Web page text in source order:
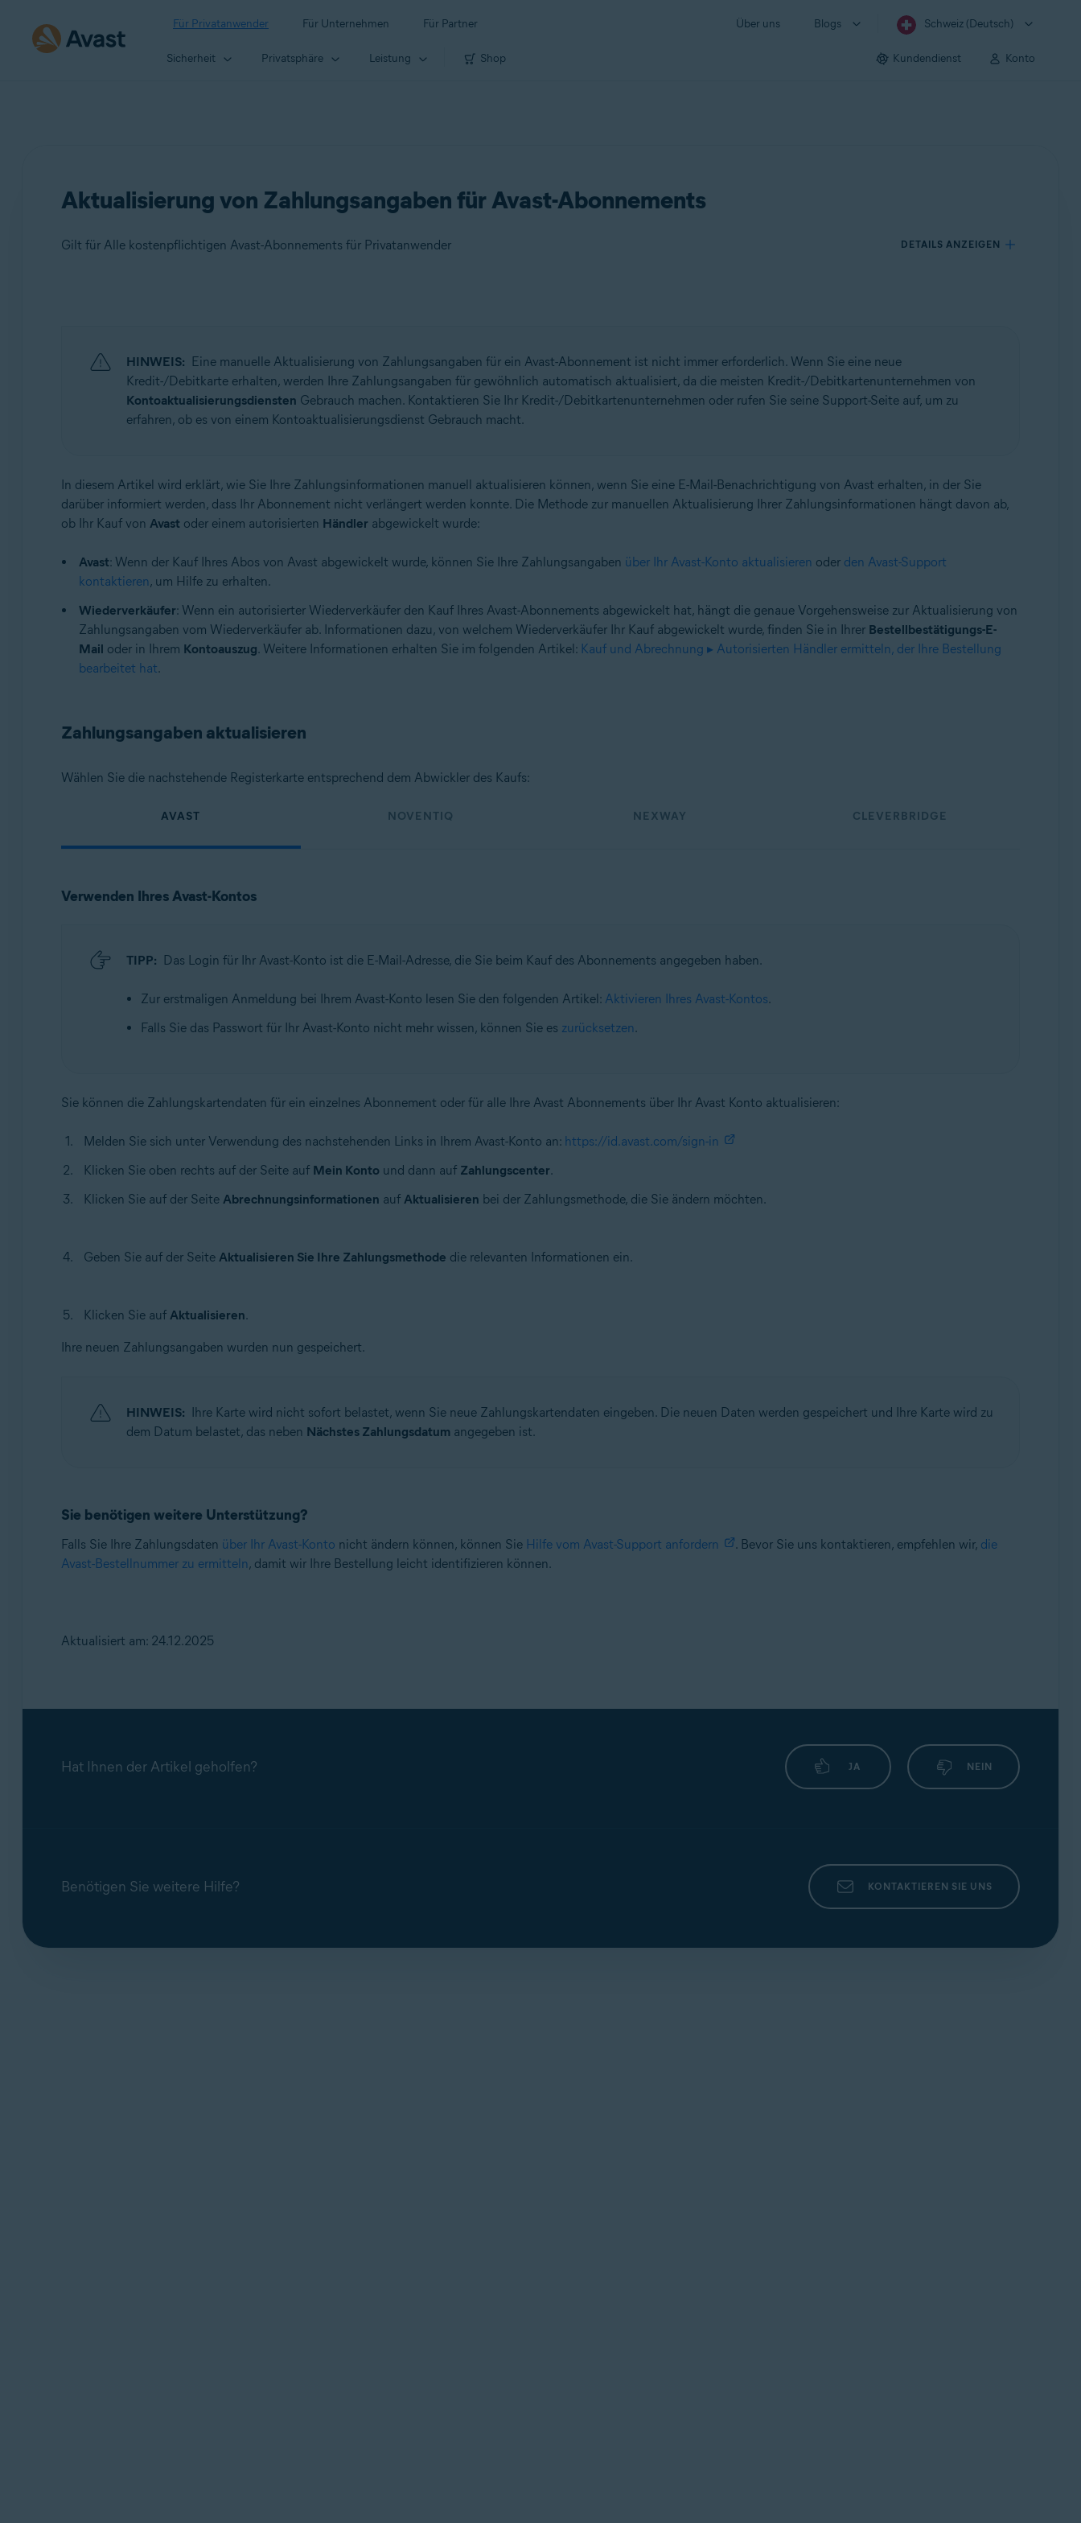
Für Privatanwender Für Unternehmen Für Partner Über uns Blogs Schweiz (Deutsch)
Sicherheit Privatsphäre Leistung Shop Kundendienst Konto
Aktualisierung von Zahlungsangaben für Avast-Abonnements
Gilt für Alle kostenpflichtigen Avast-Abonnements für Privatanwender DETAILS ANZEIGEN
Betriebssysteme:
Alle unterstützten Betriebssysteme
HINWEIS: Eine manuelle Aktualisierung von Zahlungsangaben für ein Avast-Abonnement ist nicht immer erforderlich. Wenn Sie eine neue
Kredit-/Debitkarte erhalten, werden Ihre Zahlungsangaben für gewöhnlich automatisch aktualisiert, da die meisten Kredit-/Debitkartenunternehmen von
Kontoaktualisierungsdiensten Gebrauch machen. Kontaktieren Sie Ihr Kredit-/Debitkartenunternehmen oder rufen Sie seine Support-Seite auf, um zu
erfahren, ob es von einem Kontoaktualisierungsdienst Gebrauch macht.
In diesem Artikel wird erklärt, wie Sie Ihre Zahlungsinformationen manuell aktualisieren können, wenn Sie eine E-Mail-Benachrichtigung von Avast erhalten, in der Sie
darüber informiert werden, dass Ihr Abonnement nicht verlängert werden konnte. Die Methode zur manuellen Aktualisierung Ihrer Zahlungsinformationen hängt davon ab,
ob Ihr Kauf von Avast oder einem autorisierten Händler abgewickelt wurde:
Avast: Wenn der Kauf Ihres Abos von Avast abgewickelt wurde, können Sie Ihre Zahlungsangaben über Ihr Avast-Konto aktualisieren oder den Avast-Support
kontaktieren, um Hilfe zu erhalten.
Wiederverkäufer: Wenn ein autorisierter Wiederverkäufer den Kauf Ihres Avast-Abonnements abgewickelt hat, hängt die genaue Vorgehensweise zur Aktualisierung von
Zahlungsangaben vom Wiederverkäufer ab. Informationen dazu, von welchem Wiederverkäufer Ihr Kauf abgewickelt wurde, finden Sie in Ihrer Bestellbestätigungs-E-
Mail oder in Ihrem Kontoauszug. Weitere Informationen erhalten Sie im folgenden Artikel: Kauf und Abrechnung ▸ Autorisierten Händler ermitteln, der Ihre Bestellung
bearbeitet hat.
Zahlungsangaben aktualisieren
Wählen Sie die nachstehende Registerkarte entsprechend dem Abwickler des Kaufs:
AVAST NOVENTIQ NEXWAY CLEVERBRIDGE
Verwenden Ihres Avast-Kontos
TIPP: Das Login für Ihr Avast-Konto ist die E-Mail-Adresse, die Sie beim Kauf des Abonnements angegeben haben.
Zur erstmaligen Anmeldung bei Ihrem Avast-Konto lesen Sie den folgenden Artikel: Aktivieren Ihres Avast-Kontos.
Falls Sie das Passwort für Ihr Avast-Konto nicht mehr wissen, können Sie es zurücksetzen.
Sie können die Zahlungskartendaten für ein einzelnes Abonnement oder für alle Ihre Avast Abonnements über Ihr Avast Konto aktualisieren:
Melden Sie sich unter Verwendung des nachstehenden Links in Ihrem Avast-Konto an: https://id.avast.com/sign-in
Klicken Sie oben rechts auf der Seite auf Mein Konto und dann auf Zahlungscenter.
Klicken Sie auf der Seite Abrechnungsinformationen auf Aktualisieren bei der Zahlungsmethode, die Sie ändern möchten.
Geben Sie auf der Seite Aktualisieren Sie Ihre Zahlungsmethode die relevanten Informationen ein.
Klicken Sie auf Aktualisieren.
Ihre neuen Zahlungsangaben wurden nun gespeichert.
HINWEIS: Ihre Karte wird nicht sofort belastet, wenn Sie neue Zahlungskartendaten eingeben. Die neuen Daten werden gespeichert und Ihre Karte wird zu
dem Datum belastet, das neben Nächstes Zahlungsdatum angegeben ist.
Sie benötigen weitere Unterstützung?
Falls Sie Ihre Zahlungsdaten über Ihr Avast-Konto nicht ändern können, können Sie Hilfe vom Avast-Support anfordern . Bevor Sie uns kontaktieren, empfehlen wir, die
Avast-Bestellnummer zu ermitteln, damit wir Ihre Bestellung leicht identifizieren können.
Aktualisiert am: 24.12.2025
Hat Ihnen der Artikel geholfen? JA NEIN
Benötigen Sie weitere Hilfe? KONTAKTIEREN SIE UNS